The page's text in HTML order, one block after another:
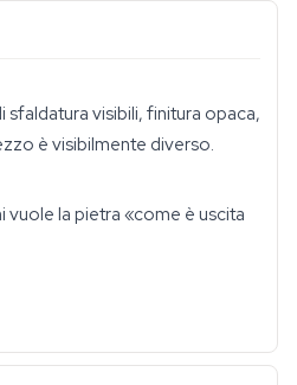
sfaldatura visibili, finitura opaca,
è visibilmente diverso.
vuole la pietra «come è uscita